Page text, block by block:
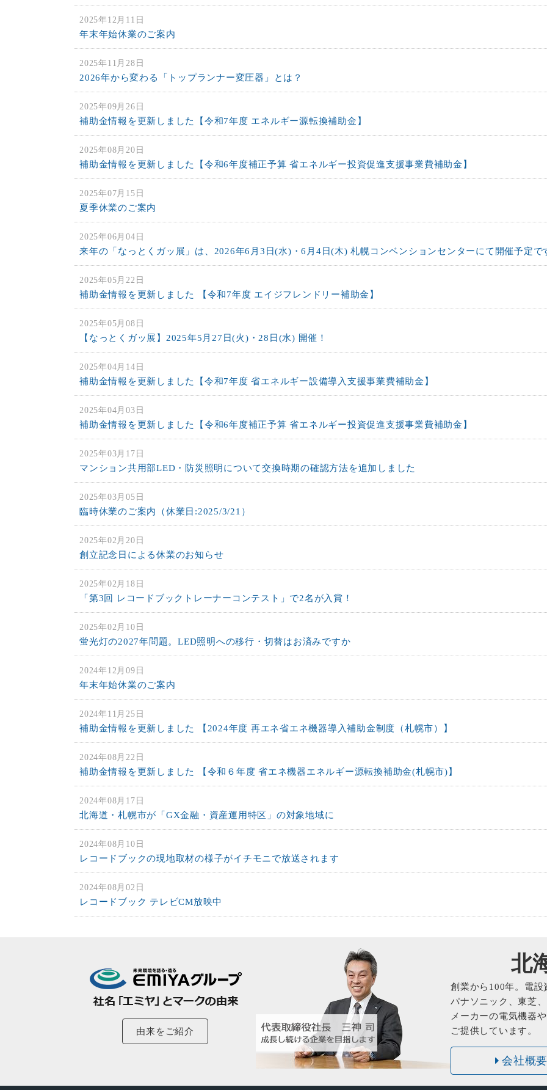
2025年12月11日
年末年始休業のご案内
2025年11月28日
2026年から変わる「トップランナー変圧器」とは？
2025年09月26日
補助金情報を更新しました【令和7年度 エネルギー源転換補助金】
2025年08月20日
補助金情報を更新しました【令和6年度補正予算 省エネルギー投資促進支援事業費補助金】
2025年07月15日
夏季休業のご案内
2025年06月04日
来年の「なっとくガッ展」は、2026年6月3日(水)・6月4日(木) 札幌コンベンションセンターにて開催予定で
2025年05月22日
補助金情報を更新しました 【令和7年度 エイジフレンドリー補助金】
2025年05月08日
【なっとくガッ展】2025年5月27日(火)・28日(水) 開催！
2025年04月14日
補助金情報を更新しました【令和7年度 省エネルギー設備導入支援事業費補助金】
2025年04月03日
補助金情報を更新しました【令和6年度補正予算 省エネルギー投資促進支援事業費補助金】
2025年03月17日
マンション共用部LED・防災照明について交換時期の確認方法を追加しました
2025年03月05日
臨時休業のご案内（休業日:2025/3/21）
2025年02月20日
創立記念日による休業のお知らせ
2025年02月18日
「第3回 レコードブックトレーナーコンテスト」で2名が入賞！
2025年02月10日
蛍光灯の2027年問題。LED照明への移行・切替はお済みですか
2024年12月09日
年末年始休業のご案内
2024年11月25日
補助金情報を更新しました 【2024年度 再エネ省エネ機器導入補助金制度（札幌市）】
2024年08月22日
補助金情報を更新しました 【令和６年度 省エネ機器エネルギー源転換補助金(札幌市)】
2024年08月17日
北海道・札幌市が「GX金融・資産運用特区」の対象地域に
2024年08月10日
レコードブックの現地取材の様子がイチモニで放送されます
2024年08月02日
レコードブック テレビCM放映中
由来をご紹介
北
創業から 100年。電設
パナソニック、東芝
メーカーの電気機器
ご提供しています。
会社概